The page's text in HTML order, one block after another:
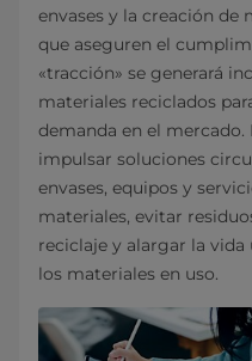
envases y la creación
que aseguren el
«tracción» se generará
materiales reciclados
demanda en el
impulsar soluciones
envases, equipos y
materiales, evitar
reciclaje y alargar la
los materiales en uso.